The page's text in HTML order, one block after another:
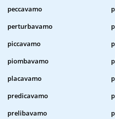
peccavamo
perturbavamo
piccavamo
piombavamo
placavamo
predicavamo
prelibavamo